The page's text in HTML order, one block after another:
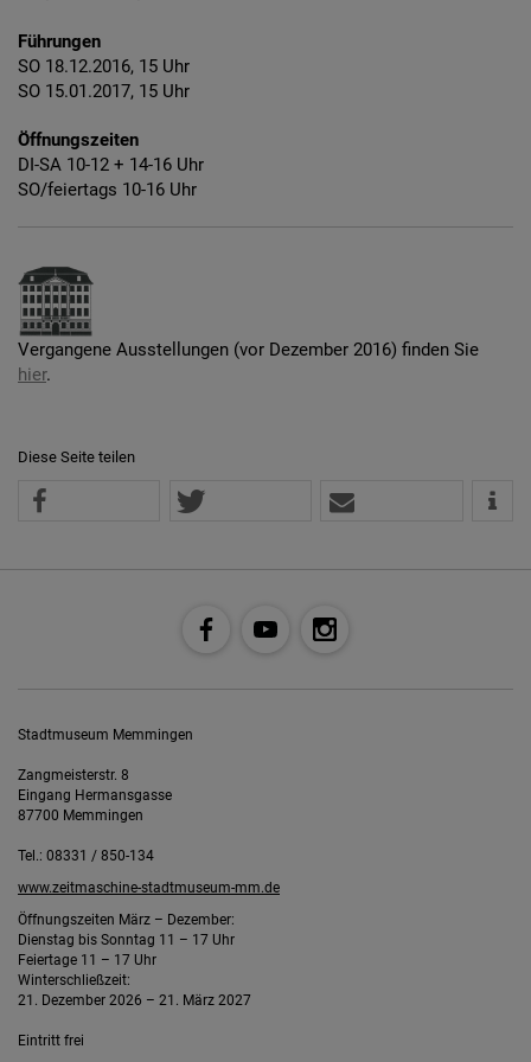
Führungen
SO 18.12.2016, 15 Uhr
SO 15.01.2017, 15 Uhr
Öffnungszeiten
DI-SA 10-12 + 14-16 Uhr
SO/feiertags 10-16 Uhr
Vergangene Ausstellungen (vor Dezember 2016) finden Sie
hier.
Diese Seite teilen
Stadtmuseum Memmingen
Zangmeisterstr. 8
Eingang Hermansgasse
87700 Memmingen
Tel.: 08331 / 850-134
www.zeitmaschine-stadtmuseum-mm.de
Öffnungszeiten März – Dezember:
Dienstag bis Sonntag 11 – 17 Uhr
Feiertage 11 – 17 Uhr
Winterschließzeit:
21. Dezember 2026 – 21. März 2027
Eintritt frei